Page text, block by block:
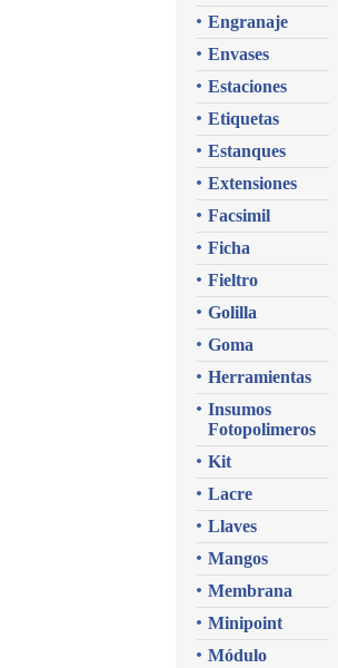
Engranaje
Envases
Estaciones
Etiquetas
Estanques
Extensiones
Facsimil
Ficha
Fieltro
Golilla
Goma
Herramientas
Insumos
Fotopolimeros
Kit
Lacre
Llaves
Mangos
Membrana
Minipoint
Módulo